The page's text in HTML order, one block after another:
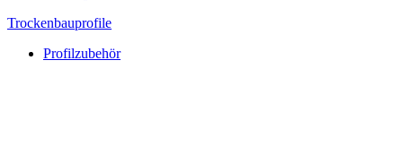
Trockenbauprofile
Profilzubehör